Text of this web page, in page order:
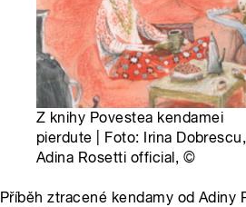
Z knihy Povestea kendamei
pierdute | Foto: Irina Dobrescu,
Adina Rosetti official, ©
Příběh ztracené kendamy od Adiny